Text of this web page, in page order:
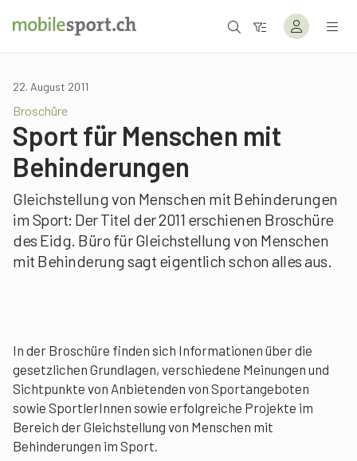
22. August 2011
Broschüre
Sport für Menschen mit
Behinderungen
Gleichstellung von Menschen mit Behinderungen
im Sport: Der Titel der 2011 erschienen Broschüre
des Eidg. Büro für Gleichstellung von Menschen
mit Behinderung sagt eigentlich schon alles aus.
In der Broschüre finden sich Informationen über die
gesetzlichen Grundlagen, verschiedene Meinungen und
Sichtpunkte von Anbietenden von Sportangeboten
sowie SportlerInnen sowie erfolgreiche Projekte im
Bereich der Gleichstellung von Menschen mit
Behinderungen im Sport.